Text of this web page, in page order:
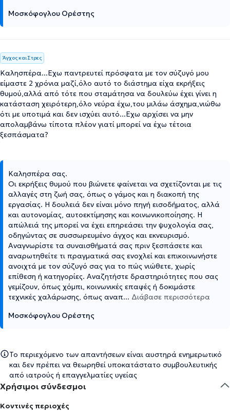
Μοσκόφογλου Ορέστης
Άγχος και Στρες
Καλησπέρα...Εχω παντρευτεί πρόσφατα με τον σύζυγό μου
είμαστε 2 χρόνια μαζί,όλο αυτό το διάστημα είχα εκρήξεις
θυμού,αλλά από τότε που σταμάτησα να δουλεύω έχει γίνει η
κατάσταση χειρότερη,όλο νεύρα έχω,του μιλάω άσχημα,νιώθω
ότι με υποτιμά και δεν ισχύει αυτό...Εχω αρχίσει να μην
απολαμβάνω τίποτα πλέον γιατί μπορεί να έχω τέτοια
ξεσπάσματα?
Καλησπέρα σας.
Οι εκρήξεις θυμού που βιώνετε φαίνεται να σχετίζονται με τις
αλλαγές στη ζωή σας, όπως ο γάμος και η διακοπή της
εργασίας. Η δουλειά δεν είναι μόνο πηγή εισοδήματος, αλλά
και αυτονομίας, αυτοεκτίμησης και κοινωνικοποίησης. Η
απώλειά της μπορεί να έχει επηρεάσει την ψυχολογία σας,
οδηγώντας σε συσσωρευμένο άγχος και εκνευρισμό.
Αναγνωρίστε τα συναισθήματά σας πριν ξεσπάσετε και
αναρωτηθείτε τι πραγματικά σας ενοχλεί και επικοινωνήστε
ανοιχτά με τον σύζυγό σας για το πώς νιώθετε, χωρίς
επίθεση ή κατηγορίες. Αναζητήστε δραστηριότητες που σας
γεμίζουν, όπως χόμπι, κοινωνικές επαφές ή δοκιμάστε
τεχνικές χαλάρωσης, όπως αναπ... Διάβασε περισσότερα
Μοσκόφογλου Ορέστης
Το περιεχόμενο των απαντήσεων είναι αυστηρά ενημερωτικό
και δεν πρέπει να θεωρηθεί υποκατάστατο συμβουλευτικής
από ιατρούς ή επαγγελματίες υγείας
Χρήσιμοι σύνδεσμοι
Κοντινές περιοχές